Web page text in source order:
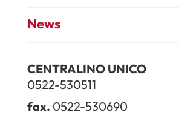
News
CENTRALINO UNICO
0522-530511
fax. 0522-530690